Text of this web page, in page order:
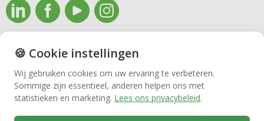
Huren
Bedrijfsmakelaardij
Vastgoedbeheer
o
w
u
info@makelaardijhoekstra.nl
Alle contactgegevens
Bekijk de laatste nieuwsbrief van Makelaardij Hoekstra
Inschrijven nieuwsbrief Makelaardij Hoekstra
🍪 Cookie instellingen
Wij gebruiken cookies om uw ervaring te verbeteren.
Sommige zijn essentieel, anderen helpen ons met
statistieken en marketing. Lees ons privacybeleid.